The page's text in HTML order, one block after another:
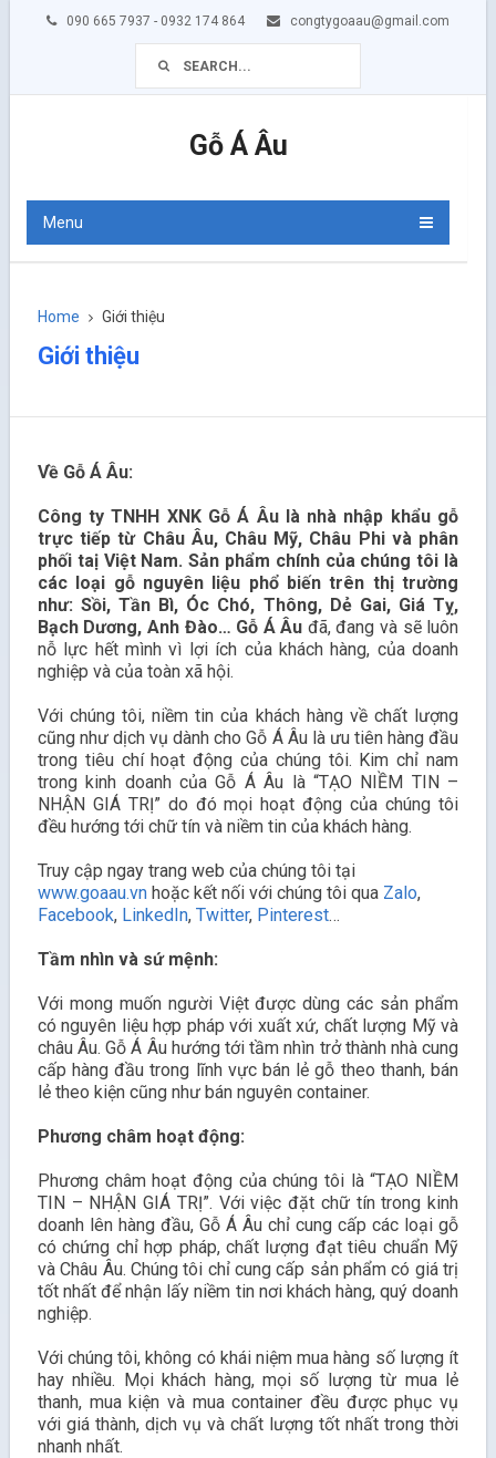
090 665 7937 - 0932 174 864 congtygoaau@gmail.com
Gỗ Á Âu
Menu
Home Giới thiệu
Giới thiệu
Về Gỗ Á Âu:
Công ty TNHH XNK Gỗ Á Âu là nhà nhập khẩu gỗ
trực tiếp từ Châu Âu, Châu Mỹ, Châu Phi và phân
phối taị Việt Nam. Sản phẩm chính của chúng tôi là
các loại gỗ nguyên liệu phổ biến trên thị trường
như: Sồi, Tần Bì, Óc Chó, Thông, Dẻ Gai, Giá Tỵ,
Bạch Dương, Anh Đào… Gỗ Á Âu đã, đang và sẽ luôn
nỗ lực hết mình vì lợi ích của khách hàng, của doanh
nghiệp và của toàn xã hội.
Với chúng tôi, niềm tin của khách hàng về chất lượng
cũng như dịch vụ dành cho Gỗ Á Âu là ưu tiên hàng đầu
trong tiêu chí hoạt động của chúng tôi. Kim chỉ nam
trong kinh doanh của Gỗ Á Âu là “TẠO NIỀM TIN –
NHẬN GIÁ TRỊ” do đó mọi hoạt động của chúng tôi
đều hướng tới chữ tín và niềm tin của khách hàng.
Truy cập ngay trang web của chúng tôi tại
www.goaau.vnhoặc kết nối với chúng tôi qua Zalo,
Facebook, LinkedIn, Twitter, Pinterest…
Tầm nhìn và sứ mệnh:
Với mong muốn người Việt được dùng các sản phẩm
có nguyên liệu hợp pháp với xuất xứ, chất lượng Mỹ và
châu Âu. Gỗ Á Âu hướng tới tầm nhìn trở thành nhà cung
cấp hàng đầu trong lĩnh vực bán lẻ gỗ theo thanh, bán
lẻ theo kiện cũng như bán nguyên container.
Phương châm hoạt động:
Phương châm hoạt động của chúng tôi là “TẠO NIỀM
TIN – NHẬN GIÁ TRỊ”. Với việc đặt chữ tín trong kinh
doanh lên hàng đầu, Gỗ Á Âu chỉ cung cấp các loại gỗ
có chứng chỉ hợp pháp, chất lượng đạt tiêu chuẩn Mỹ
và Châu Âu. Chúng tôi chỉ cung cấp sản phẩm có giá trị
tốt nhất để nhận lấy niềm tin nơi khách hàng, quý doanh
nghiệp.
Với chúng tôi, không có khái niệm mua hàng số lượng ít
hay nhiều. Mọi khách hàng, mọi số lượng từ mua lẻ
thanh, mua kiện và mua container đều được phục vụ
với giá thành, dịch vụ và chất lượng tốt nhất trong thời
nhanh nhất.